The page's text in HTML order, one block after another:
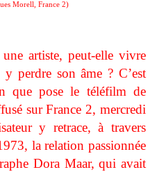
Morell, France 2)
artiste, peut-elle vivre
perdre son âme ? C’est
que pose le téléfilm de
sur France 2, mercredi
y retrace, à travers
la relation passionnée
Dora Maar, qui avait